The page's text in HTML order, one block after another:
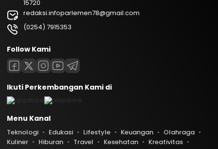
15720
redaksi.infoparlemen78@gmail.com
(0254) 7915353
Follow Kami
Ikuti Perkembangan Kami di
Menu Kanal
Teknologi Edukasi Lifestyle Keuangan
Olahraga
Kuliner
Hiburan Travel Kesehatan
Kreativitas